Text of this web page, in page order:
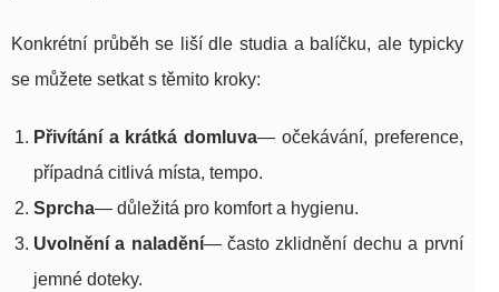
Konkrétní průběh se liší dle studia a balíčku, ale typicky
se můžete setkat s těmito kroky:
Přivítání a krátká domluva— očekávání, preference,
případná citlivá místa, tempo.
Sprcha— důležitá pro komfort a hygienu.
Uvolnění a naladění— často zklidnění dechu a první
jemné doteky.